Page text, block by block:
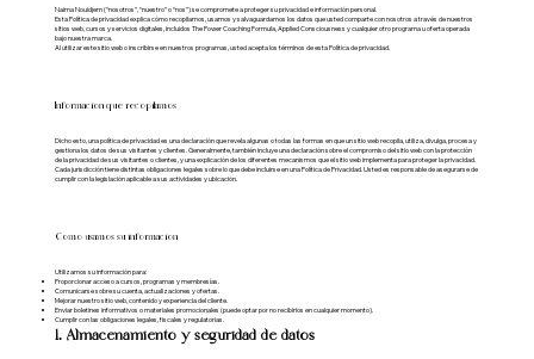
Naima Nouidjem (“nosotros”, “nuestro” o “nos”) se compromete a proteger su privacidad e información personal.
Esta Política de privacidad explica cómo recopilamos, usamos y salvaguardamos los datos que usted comparte con nosotros a través de nuestros
sitios web, cursos y servicios digitales, incluidos The Power Coaching Formula, Applied Consciousness y cualquier otro programa u oferta operada
bajo nuestra marca.
Al utilizar este sitio web o inscribirse en nuestros programas, usted acepta los términos de esta Política de privacidad.
Información que recopilamos
Dicho esto, una política de privacidad es una declaración que revela algunas o todas las formas en que un sitio web recopila, utiliza, divulga, procesa y
gestiona los datos de sus visitantes y clientes. Generalmente, también incluye una declaración sobre el compromiso del sitio web con la protección
de la privacidad de sus visitantes o clientes, y una explicación de los diferentes mecanismos que el sitio web implementa para proteger la privacidad.
Cada jurisdicción tiene distintas obligaciones legales sobre lo que debe incluirse en una Política de Privacidad. Usted es responsable de asegurarse de
cumplir con la legislación aplicable a sus actividades y ubicación.
Cómo usamos su información
Utilizamos su información para:
Proporcionar acceso a cursos, programas y membresías.
Comunicarse sobre su cuenta, actualizaciones y ofertas.
Mejorar nuestro sitio web, contenido y experiencia del cliente.
Enviar boletines informativos o materiales promocionales (puede optar por no recibirlos en cualquier momento).
Cumplir con las obligaciones legales, fiscales y regulatorias.
1. Almacenamiento y seguridad de datos